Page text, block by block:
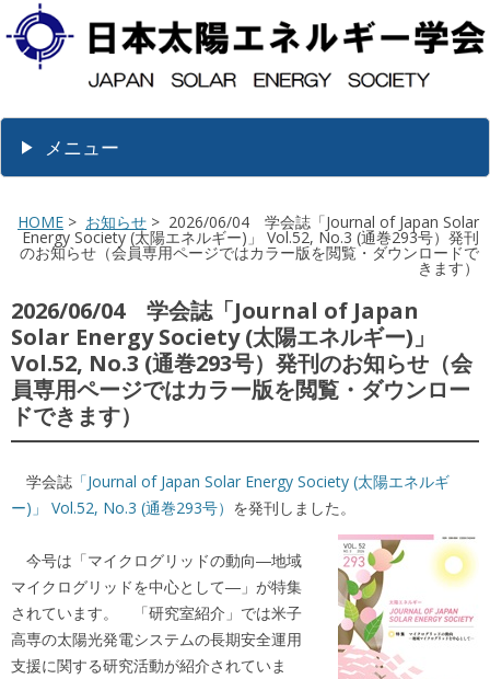
メニュー
HOME > お知らせ > 2026/06/04 学会誌「Journal of Japan Solar
Energy Society (太陽エネルギー)」 Vol.52, No.3 (通巻293号）発刊
のお知らせ（会員専用ページではカラー版を閲覧・ダウンロードで
きます）
2026/06/04 学会誌「Journal of Japan
Solar Energy Society (太陽エネルギー)」
Vol.52, No.3 (通巻293号）発刊のお知らせ（会
員専用ページではカラー版を閲覧・ダウンロー
ドできます）
学会誌 「Journal of Japan Solar Energy Society (太陽エネルギ
ー)」 Vol.52, No.3 (通巻293号） を発刊しました。
今号は「マイクログリッドの動向―地域
マイクログリッドを中心として―」が特集
されています。 「研究室紹介」では米子
高専の太陽光発電システムの長期安全運用
支援に関する研究活動が紹介されていま